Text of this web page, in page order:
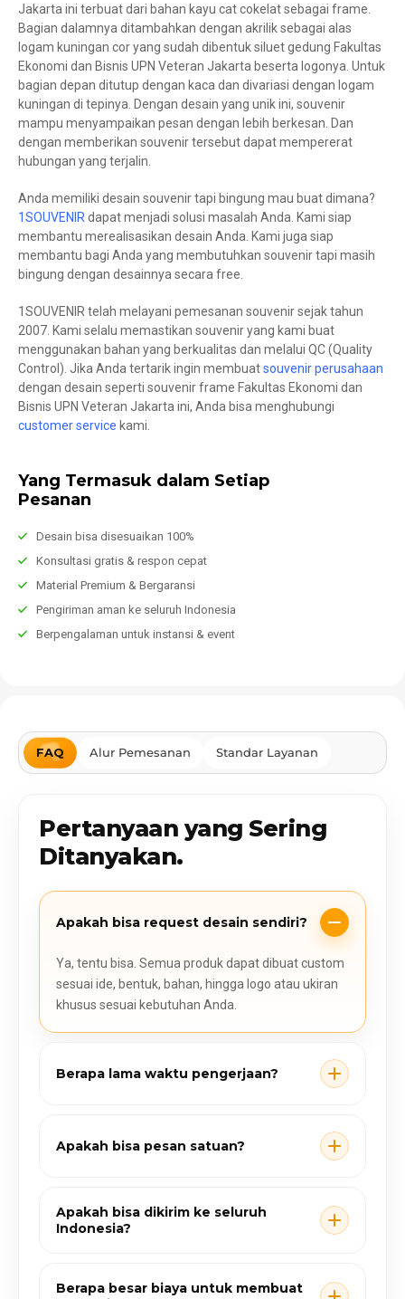
Jakarta ini terbuat dari bahan kayu cat cokelat sebagai frame.
Bagian dalamnya ditambahkan dengan akrilik sebagai alas
logam kuningan cor yang sudah dibentuk siluet gedung Fakultas
Ekonomi dan Bisnis UPN Veteran Jakarta beserta logonya. Untuk
bagian depan ditutup dengan kaca dan divariasi dengan logam
kuningan di tepinya. Dengan desain yang unik ini, souvenir
mampu menyampaikan pesan dengan lebih berkesan. Dan
dengan memberikan souvenir tersebut dapat mempererat
hubungan yang terjalin.
Anda memiliki desain souvenir tapi bingung mau buat dimana?
1SOUVENIR dapat menjadi solusi masalah Anda. Kami siap
membantu merealisasikan desain Anda. Kami juga siap
membantu bagi Anda yang membutuhkan souvenir tapi masih
bingung dengan desainnya secara free.
1SOUVENIR telah melayani pemesanan souvenir sejak tahun
2007. Kami selalu memastikan souvenir yang kami buat
menggunakan bahan yang berkualitas dan melalui QC (Quality
Control). Jika Anda tertarik ingin membuatsouvenir perusahaan
dengan desain seperti souvenir frame Fakultas Ekonomi dan
Bisnis UPN Veteran Jakarta ini, Anda bisa menghubungi
customer service kami.
Yang Termasuk dalam Setiap
Pesanan
Desain bisa disesuaikan 100%
Konsultasi gratis & respon cepat
Material Premium & Bergaransi
Pengiriman aman ke seluruh Indonesia
Berpengalaman untuk instansi & event
FAQ Alur Pemesanan Standar Layanan
Pertanyaan yang Sering
Ditanyakan.
Apakah bisa request desain sendiri?
Ya, tentu bisa. Semua produk dapat dibuat custom
sesuai ide, bentuk, bahan, hingga logo atau ukiran
khusus sesuai kebutuhan Anda.
Berapa lama waktu pengerjaan?
Apakah bisa pesan satuan?
Apakah bisa dikirim ke seluruh
Indonesia?
Berapa besar biaya untuk membuat